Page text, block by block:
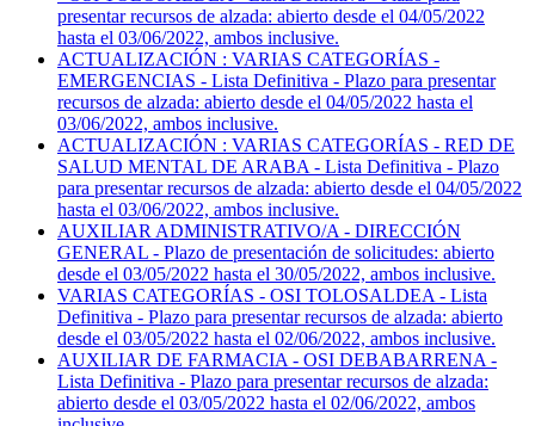
presentar recursos de alzada: abierto desde el 04/05/2022
hasta el 03/06/2022, ambos inclusive.
ACTUALIZACIÓN : VARIAS CATEGORÍAS -
EMERGENCIAS - Lista Definitiva - Plazo para presentar
recursos de alzada: abierto desde el 04/05/2022 hasta el
03/06/2022, ambos inclusive.
ACTUALIZACIÓN : VARIAS CATEGORÍAS - RED DE
SALUD MENTAL DE ARABA - Lista Definitiva - Plazo
para presentar recursos de alzada: abierto desde el 04/05/2022
hasta el 03/06/2022, ambos inclusive.
AUXILIAR ADMINISTRATIVO/A - DIRECCIÓN
GENERAL - Plazo de presentación de solicitudes: abierto
desde el 03/05/2022 hasta el 30/05/2022, ambos inclusive.
VARIAS CATEGORÍAS - OSI TOLOSALDEA - Lista
Definitiva - Plazo para presentar recursos de alzada: abierto
desde el 03/05/2022 hasta el 02/06/2022, ambos inclusive.
AUXILIAR DE FARMACIA - OSI DEBABARRENA -
Lista Definitiva - Plazo para presentar recursos de alzada:
abierto desde el 03/05/2022 hasta el 02/06/2022, ambos